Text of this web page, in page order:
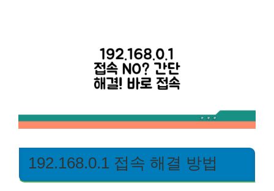
192.168.0.1 접속 해결 방법